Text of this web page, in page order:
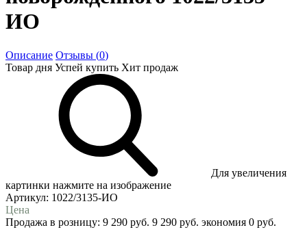
ИО
Описание Отзывы (0)
Товар дня Успей купить Хит продаж
Для увеличения
картинки нажмите на изображение
Артикул: 1022/3135-ИО
Цена
Продажа в розницу: 9 290 руб. 9 290 руб. экономия 0 руб.